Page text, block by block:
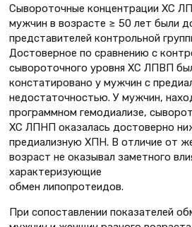
Сывороточные концентрации ХС
мужчин в возрасте ≥ 50 лет были
представителей контрольной
Достоверное по сравнению с
сывороточного уровня ХС ЛПВП
констатировано у мужчин с
недостаточностью. У мужчин,
программном гемодиализе,
ХС ЛПНП оказалась достоверно
предиализную ХПН. В отличие от
возраст не оказывал заметного
характеризующие
обмен липопротеидов.
При сопоставлении показателей